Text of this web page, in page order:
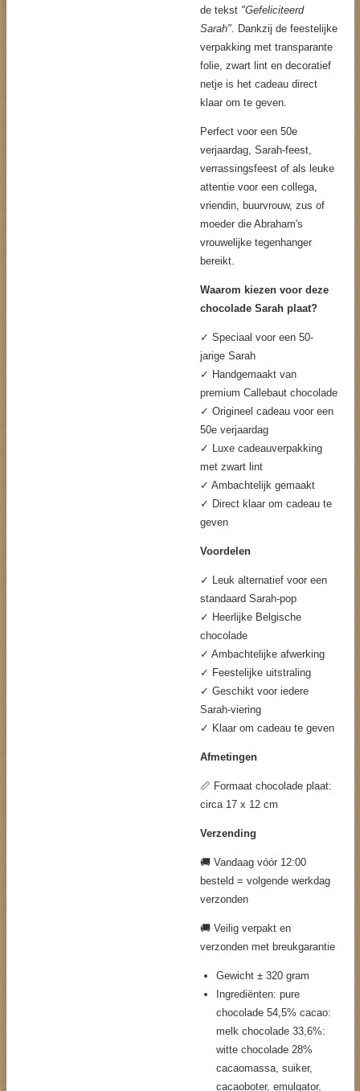
de tekst "Gefeliciteerd
Sarah". Dankzij de feestelijke
verpakking met transparante
folie, zwart lint en decoratief
netje is het cadeau direct
klaar om te geven.
Perfect voor een 50e
verjaardag, Sarah-feest,
verrassingsfeest of als leuke
attentie voor een collega,
vriendin, buurvrouw, zus of
moeder die Abraham's
vrouwelijke tegenhanger
bereikt.
Waarom kiezen voor deze
chocolade Sarah plaat?
✓ Speciaal voor een 50-
jarige Sarah
✓ Handgemaakt van
premium Callebaut chocolade
✓ Origineel cadeau voor een
50e verjaardag
✓ Luxe cadeauverpakking
met zwart lint
✓ Ambachtelijk gemaakt
✓ Direct klaar om cadeau te
geven
Voordelen
✓ Leuk alternatief voor een
standaard Sarah-pop
✓ Heerlijke Belgische
chocolade
✓ Ambachtelijke afwerking
✓ Feestelijke uitstraling
✓ Geschikt voor iedere
Sarah-viering
✓ Klaar om cadeau te geven
Afmetingen
📏 Formaat chocolade plaat:
circa 17 x 12 cm
Verzending
🚚 Vandaag vóór 12:00
besteld = volgende werkdag
verzonden
🚚 Veilig verpakt en
verzonden met breukgarantie
Gewicht ± 320 gram
Ingrediënten: pure
chocolade 54,5% cacao:
melk chocolade 33,6%:
witte chocolade 28%
cacaomassa, suiker,
cacaoboter, emulgator,